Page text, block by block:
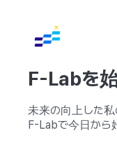
F-Labを
未来の向上した私
F-Labで今日から